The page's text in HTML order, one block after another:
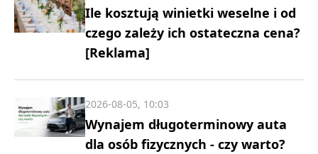
Ile kosztują winietki weselne i od
czego zależy ich ostateczna cena?
[Reklama]
Wynajem długoterminowy auta
dla osób fizycznych - czy warto?
2026-08-05, 10:03